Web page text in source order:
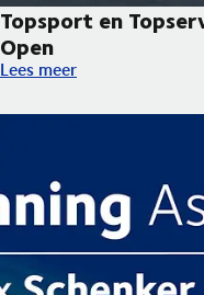
Topsport en
Open
Topsport en Topservice –
Lees meer